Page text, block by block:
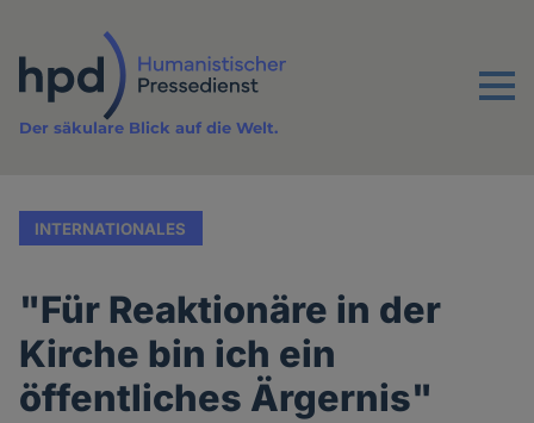
Inhalt
Menu
Der säkulare Blick auf die Welt.
INTERNATIONALES
"Für Reaktionäre in der
Kirche bin ich ein
öffentliches Ärgernis"